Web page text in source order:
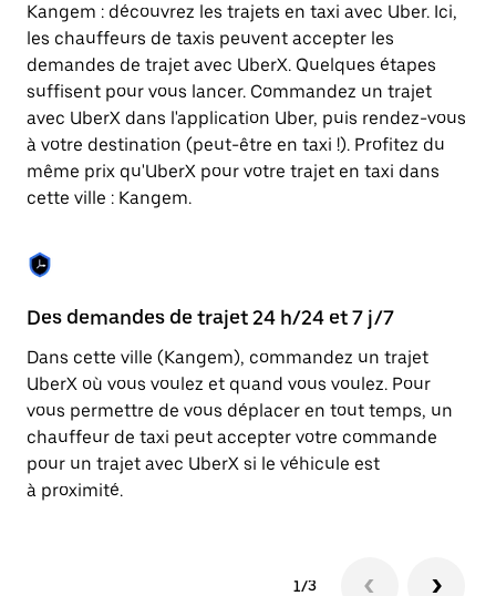
une
date.
Appuyez
sur
la
touche
Échap
pour
fermer
le
Kangem : découvrez les trajets en taxi avec Uber. Ici,
les chauffeurs de taxis peuvent accepter les
demandes de trajet avec UberX. Quelques étapes
suffisent pour vous lancer. Commandez un trajet
avec UberX dans l'application Uber, puis rendez-vous
à votre destination (peut-être en taxi !). Profitez du
même prix qu'UberX pour votre trajet en taxi dans
cette ville : Kangem.
Des demandes de trajet 24 h/24 et 7 j/7
Dans cette ville (Kangem), commandez un trajet
UberX où vous voulez et quand vous voulez. Pour
vous permettre de vous déplacer en tout temps, un
chauffeur de taxi peut accepter votre commande
pour un trajet avec UberX si le véhicule est
à proximité.
1/3